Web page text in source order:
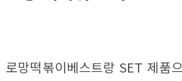
로망떡볶이베스트랑 SET 제품